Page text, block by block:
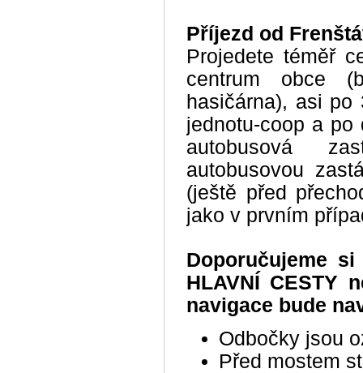
Příjezd od
Projedete téměř
centrum obce
hasičárna), asi
jednotu-coop a
autobusová
autobusovou
(ještě před
jako v prvním
Doporučujeme
HLAVNÍ CESTY
navigace bude
Odbočky jsou
Před mostem